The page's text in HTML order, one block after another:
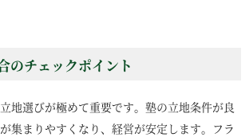
のチェックポイント
地選びが極めて重要です。塾の立地条件が良
集まりやすくなり、経営が安定します。フラ